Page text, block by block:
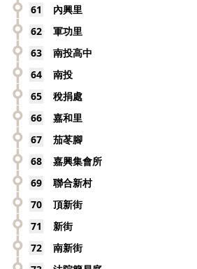
61 內興里
62 軍功里
63 南投高中
64 南投
65 稅捐處
66 嘉和里
67 茄苳腳
68 嘉興集會所
69 聯合新村
70 頂新街
71 新街
72 南新街